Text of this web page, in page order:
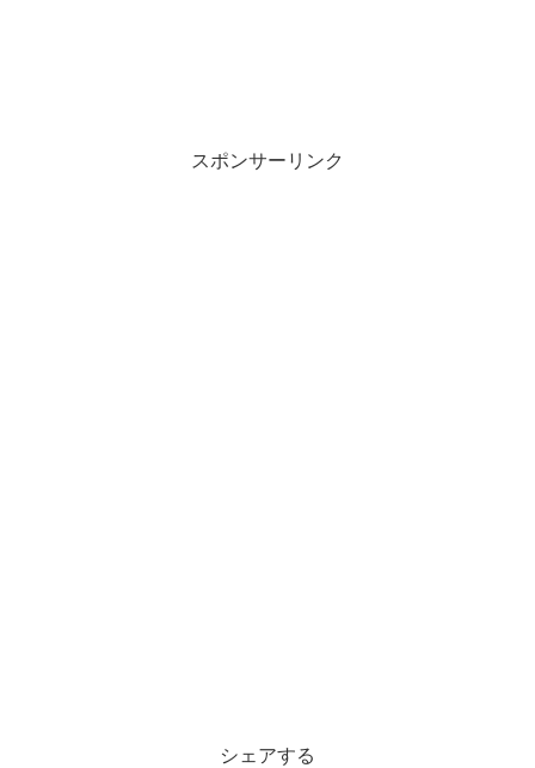
スポンサーリンク
シェアする